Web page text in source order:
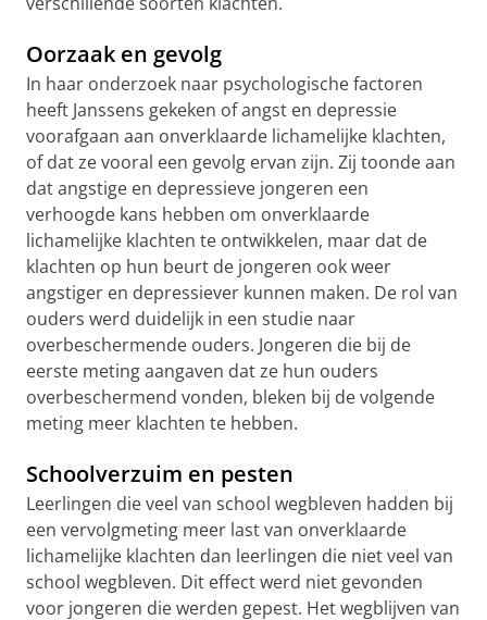
Oorzaak en gevolg
In haar onderzoek naar psychologische factoren
heeft Janssens gekeken of angst en depressie
voorafgaan aan onverklaarde lichamelijke klachten,
of dat ze vooral een gevolg ervan zijn. Zij toonde aan
dat angstige en depressieve jongeren een
verhoogde kans hebben om onverklaarde
lichamelijke klachten te ontwikkelen, maar dat de
klachten op hun beurt de jongeren ook weer
angstiger en depressiever kunnen maken. De rol van
ouders werd duidelijk in een studie naar
overbeschermende ouders. Jongeren die bij de
eerste meting aangaven dat ze hun ouders
overbeschermend vonden, bleken bij de volgende
meting meer klachten te hebben.
Schoolverzuim en pesten
Leerlingen die veel van school wegbleven hadden bij
een vervolgmeting meer last van onverklaarde
lichamelijke klachten dan leerlingen die niet veel van
school wegbleven. Dit effect werd niet gevonden
voor jongeren die werden gepest. Het wegblijven van